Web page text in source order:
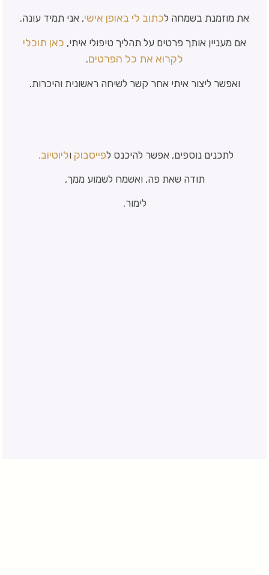
את מוזמנת בשמחה לכתוב לי באופן אישי, אני תמיד עונה.
אם מעניין אותך פרטים על תהליך טיפולי איתי, כאן תוכלי
לקרוא את כל הפרטים.
ואפשר ליצור איתי אחר קשר לשיחה ראשונית והיכרות.
לתכנים נוספים, אפשר להיכנס לפייסבוק וליוטיוב.
תודה שאת פה, ואשמח לשמוע ממך,
לימור.